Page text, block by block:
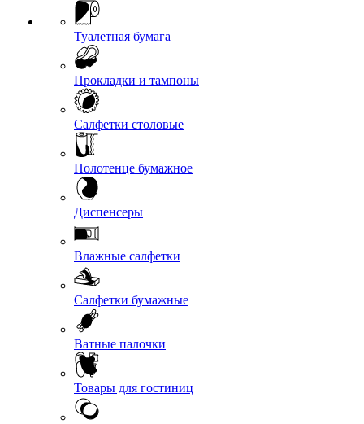
Туалетная бумага
Прокладки и тампоны
Салфетки столовые
Полотенце бумажное
Диспенсеры
Влажные салфетки
Салфетки бумажные
Ватные палочки
Товары для гостиниц